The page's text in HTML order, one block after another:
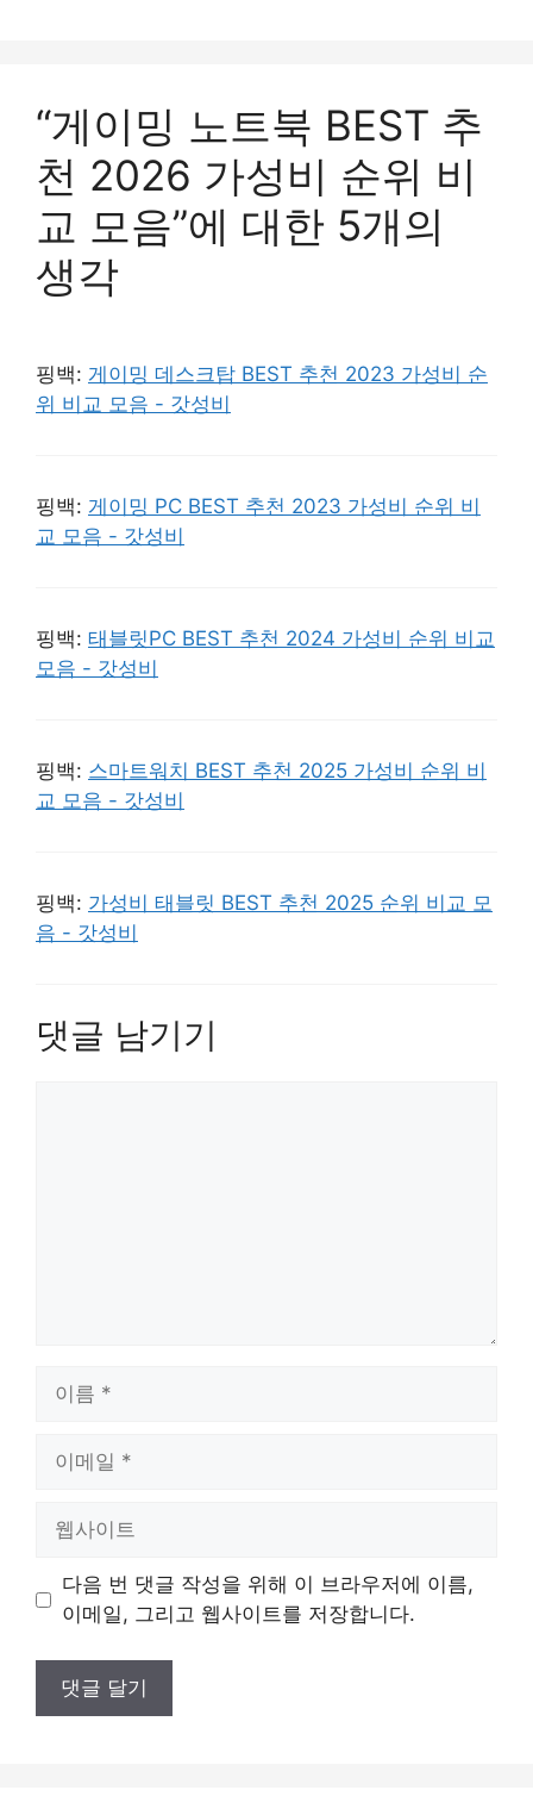
“게이밍 노트북 BEST 추
천 2026 가성비 순위 비
교 모음”에 대한 5개의
생각
핑백: 게이밍 데스크탑 BEST 추천 2023 가성비 순
위 비교 모음 - 갓성비
핑백: 게이밍 PC BEST 추천 2023 가성비 순위 비
교 모음 - 갓성비
핑백: 태블릿PC BEST 추천 2024 가성비 순위 비교
모음 - 갓성비
핑백: 스마트워치 BEST 추천 2025 가성비 순위 비
교 모음 - 갓성비
핑백: 가성비 태블릿 BEST 추천 2025 순위 비교 모
음 - 갓성비
댓글 남기기
트
다음 번 댓글 작성을 위해 이 브라우저에 이름,
이메일, 그리고 웹사이트를 저장합니다.